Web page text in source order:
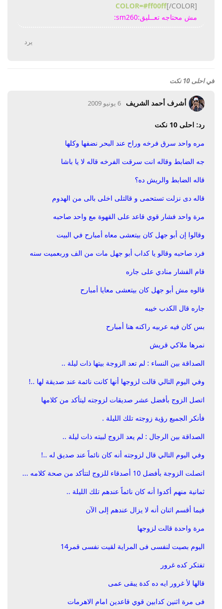
COLOR=#ff00ff[/COLOR]
مش محتاجه تعــليق:sm260:
يرد
فياحلى 10 نكت
أشرف أحمد الشريف 6 يونيو 2009
رد: احلى 10 نكت
مره واحد سرق فرخه وراح عند البحر نضفها وكلها
جه الضابط وقاله انت سرقت الفرخه قاله لا يا باشا
قاله الضابط والريش ده؟
قاله دى نزلت تستحمى و قالتلى اخلى بالى من الهدوم
مرة واحد فشار قوي قاعد على القهوة مع واحد صاحبه
وقالوا إن أبو جهل كان بيتعشى معاه أمبارح في البيت
فرد صاحبه وقالو يا كداب أبو جهل مات من الف وربعميت سنه
قام الفشار منادي على جاره
قالوه مش أبو جهل كان بيتعشى معايا أمبارح
جاره قال الكدب خيبه
بس كان فيه عربيه راكنه هنا أمبارح
نمرها ملاكي قريش
الصداقة بين النساء : لم تعد الزوجة بيتها ذات ليلة ..
وفي اليوم التالي قالت لزوجها أنها كانت نائمة عند صديقة لها ..!
اتصل الزوج بأفضل عشر صديقات لزوجته ليتأكد من كلامها
فأنكر الجميع رؤية زوجته تلك الليلة .
الصداقة بين الرجال : لم يعد الزوج لبيته ذات ليلة ..
وفي اليوم التالي قال لزوجته أنه كان نائماً عند صديق له ..!
اتصلت الزوجة بأفضل 10 أصدقاء للزوج لتتأكد من صحة كلامه ...
ثمانية منهم أكدوا أنه كان نائماً عندهم تلك الليلة ..
فيما أقسم اثنان أنه لا يزال عندهم إلى الآن
مرة واحدة قالت لزوجها
اليوم بصيت لنفسى فى المراية لقيت نفسى قمر14
تفتكر كده غرور
قالها لأ غرور ايه ده كدة يبقى عمى
فى مرة اثنين كدابين قوي قاعدين امام الاهرمات